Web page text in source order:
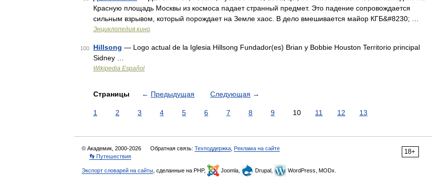
Красную площадь Москвы из космоса падает странный предмет. Это падение сопровождается
сильным взрывом, который порождает на Земле хаос. В дело вмешивается майор КГБ&#8230; …
Энциклопедия кино
100 Hillsong — Logo actual de la Iglesia Hillsong Fundador(es) Brian y Bobbie Houston Territorio principal
Sidney …
Wikipedia Español
Страницы ← Предыдущая Следующая →
1 2 3 4 5 6 7 8 9 10 11 12 13
18+
© Академик, 2000-2026 Обратная связь: Техподдержка Реклама на сайте
👣 Путешествия
Экспорт словарей на сайты , сделанные на PHP, Joomla, Drupal, WordPress, MODx.